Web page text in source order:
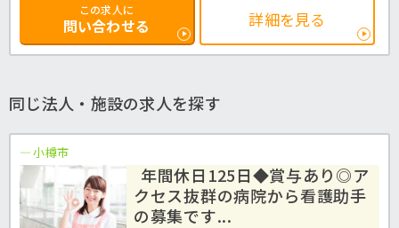
この求人に
問い合わせる 詳細を見る
同じ法人・施設の求人を探す
小樽市
年間休日125日◆賞与あり◎ア
クセス抜群の病院から看護助手
の募集です...